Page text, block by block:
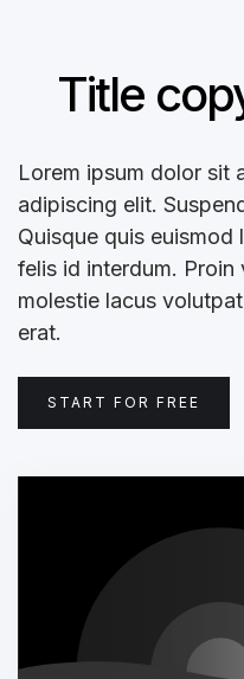
Title
Lorem ipsum dolor sit
adipiscing elit.
Quisque quis euismod
felis id interdum. Proin
molestie lacus
erat.
START FOR FREE